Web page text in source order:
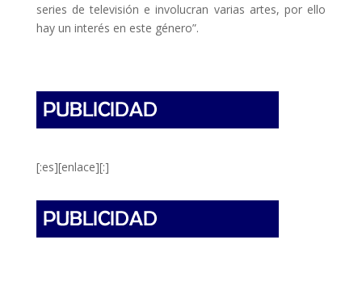
series de televisión e involucran varias artes, por ello
hay un interés en este género”.
[:es][enlace][:]